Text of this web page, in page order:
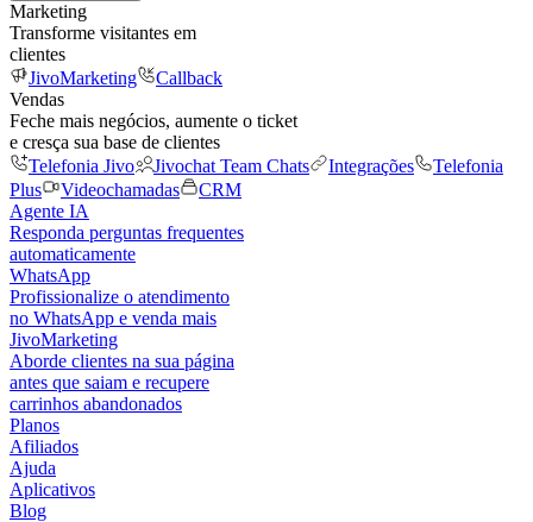
Marketing
Transforme visitantes em
clientes
JivoMarketing
Callback
Vendas
Feche mais negócios, aumente o ticket
e cresça sua base de clientes
Telefonia Jivo
Jivochat Team Chats Integrações
Telefonia
Plus
Videochamadas
CRM
Agente IA
Responda perguntas frequentes
automaticamente
WhatsApp
Profissionalize o atendimento
no WhatsApp e venda mais
JivoMarketing
Aborde clientes na sua página
antes que saiam e recupere
carrinhos abandonados
Planos
Afiliados
Ajuda
Aplicativos
Blog